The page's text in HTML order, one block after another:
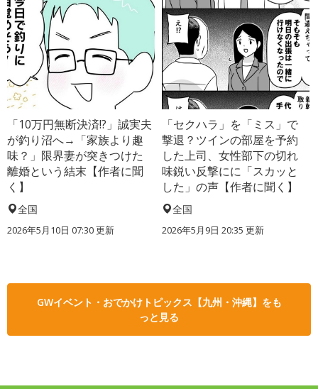
「10万円無断決済!?」誠実夫
が釣り沼へ→「家族より趣
味？」限界妻が突きつけた
離婚という結末【作者に聞
く】
全国
2026年5月10日 07:30 更新
「セクハラ」を「ミス」で
撃退？ツインの部屋を予約
した上司、女性部下の切れ
味鋭い反撃にに「スカッと
した」の声【作者に聞く】
全国
2026年5月9日 20:35 更新
GWイベント・おでかけトピックス【九州・沖縄】をも
っと見る